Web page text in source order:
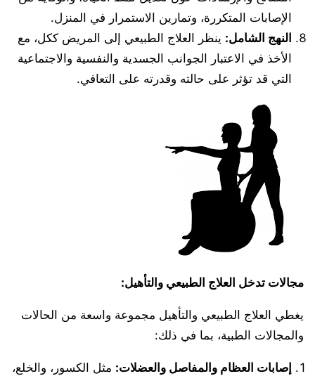
الإصابات المتكررة، وتمارين الاستمرار في المنزل.
النهج الشامل: ينظر العلاج الطبيعي إلى المريض ككل، مع
الأخذ في الاعتبار الجوانب الجسدية والنفسية والاجتماعية
التي قد تؤثر على حالته وقدرته على التعافي.
مجالات تدخل العلاج الطبيعي والتأهيل:
يغطي العلاج الطبيعي والتأهيل مجموعة واسعة من الحالات
والمجالات الطبية، بما في ذلك:
إصابات العظام والمفاصل والعضلات: مثل الكسور، والخلع،